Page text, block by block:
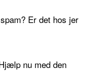
Er det hos jer
nu med den